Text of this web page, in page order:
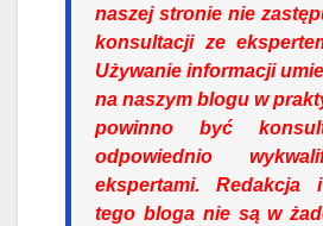
naszej stronie nie
konsultacji ze
Używanie informacji
na naszym blogu w
powinno być
odpowiednio
ekspertami. Redakcja
tego bloga nie są w